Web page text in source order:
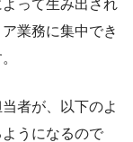
って生み出され
業務に集中でき
者が、以下のよ
うになるので